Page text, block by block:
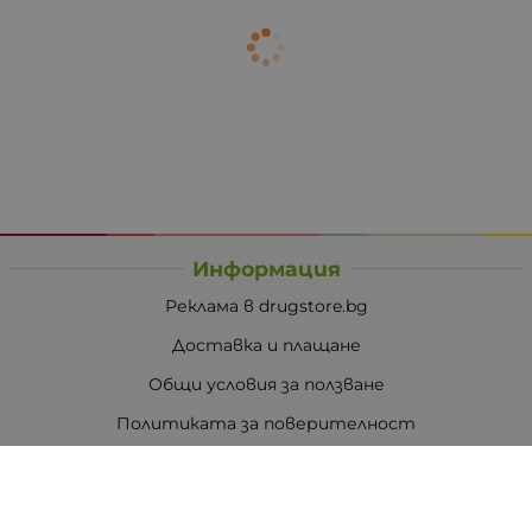
Информация
Реклама в drugstore.bg
Доставка и плащане
Общи условия за ползване
Политиката за поверителност